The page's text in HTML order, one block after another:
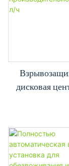
дисковая
1000